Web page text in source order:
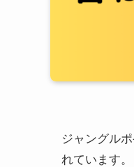
ジャングル
れています。